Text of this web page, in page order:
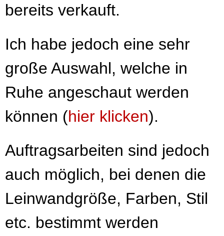
bereits verkauft.
Ich habe jedoch eine sehr
große Auswahl, welche in
Ruhe angeschaut werden
können (hier klicken).
Auftragsarbeiten sind jedoch
auch möglich, bei denen die
Leinwandgröße, Farben, Stil
etc. bestimmt werden